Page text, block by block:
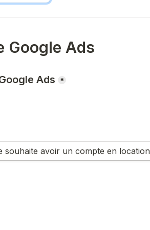
Google Ads
Ads *
souhaite avoir un compte en location